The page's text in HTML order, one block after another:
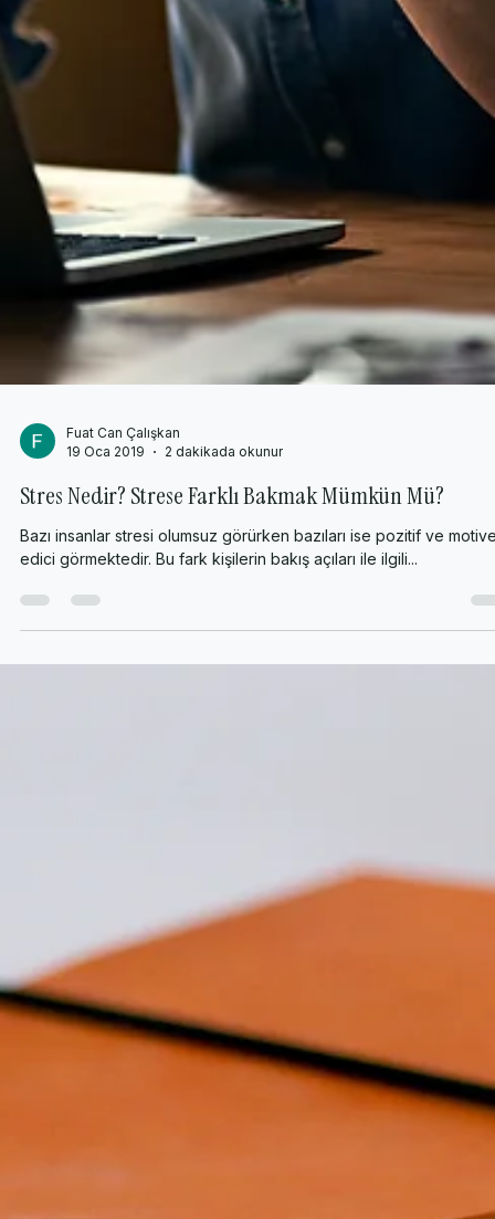
Stres Nedir? Strese Farklı Bakmak Mümkün Mü?
Bazı insanlar stresi olumsuz görürken bazıları ise pozitif ve
edici görmektedir. Bu fark kişilerin bakış açıları ile ilgili...